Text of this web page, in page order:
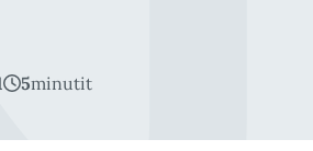
5minutit